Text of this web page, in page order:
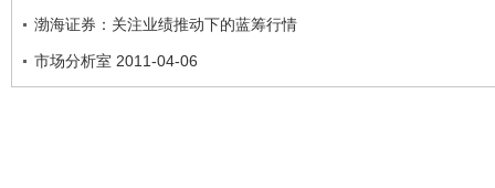
渤海证券：关注业绩推动下的蓝筹行情
市场分析室 2011-04-06